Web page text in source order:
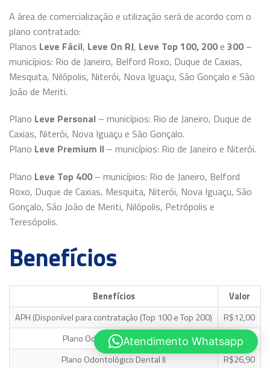
A área de comercialização e utilização será de acordo com o
plano contratado:
Planos Leve Fácil, Leve On RJ, Leve Top 100, 200e 300 –
municípios: Rio de Janeiro, Belford Roxo, Duque de Caxias,
Mesquita, Nilópolis, Niterói, Nova Iguaçu, São Gonçalo e São
João de Meriti.
Plano Leve Personal – municípios: Rio de Janeiro, Duque de
Caxias, Niterói, Nova Iguaçu e São Gonçalo.
Plano Leve Premium II – municípios: Rio de Janeiro e Niterói.
Plano Leve Top 400 – municípios: Rio de Janeiro, Belford
Roxo, Duque de Caxias, Mesquita, Niterói, Nova Iguaçu, São
Gonçalo, São João de Meriti, Nilópolis, Petrópolis e
Teresópolis.
Benefícios
Benefícios
Valor
APH (Disponível para contratação (Top 100 e Top 200)
R$12,00
Plano Odontológico Dental I
R$21,90
Plano Odontológico Dental II
R$26,90
Atendimento Whatsapp